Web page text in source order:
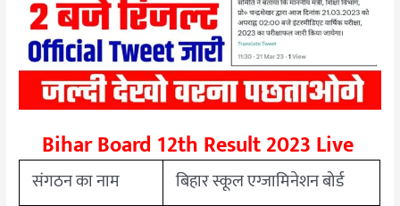
Bihar Board 12th Result 2023 Live
संगठन का नाम
बिहार स्कूल एग्जामिनेशन बोर्ड